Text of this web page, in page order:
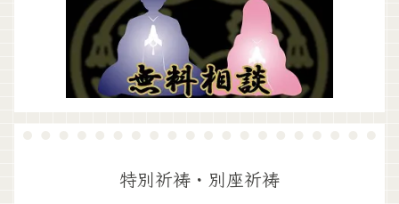
特別祈祷・別座祈祷